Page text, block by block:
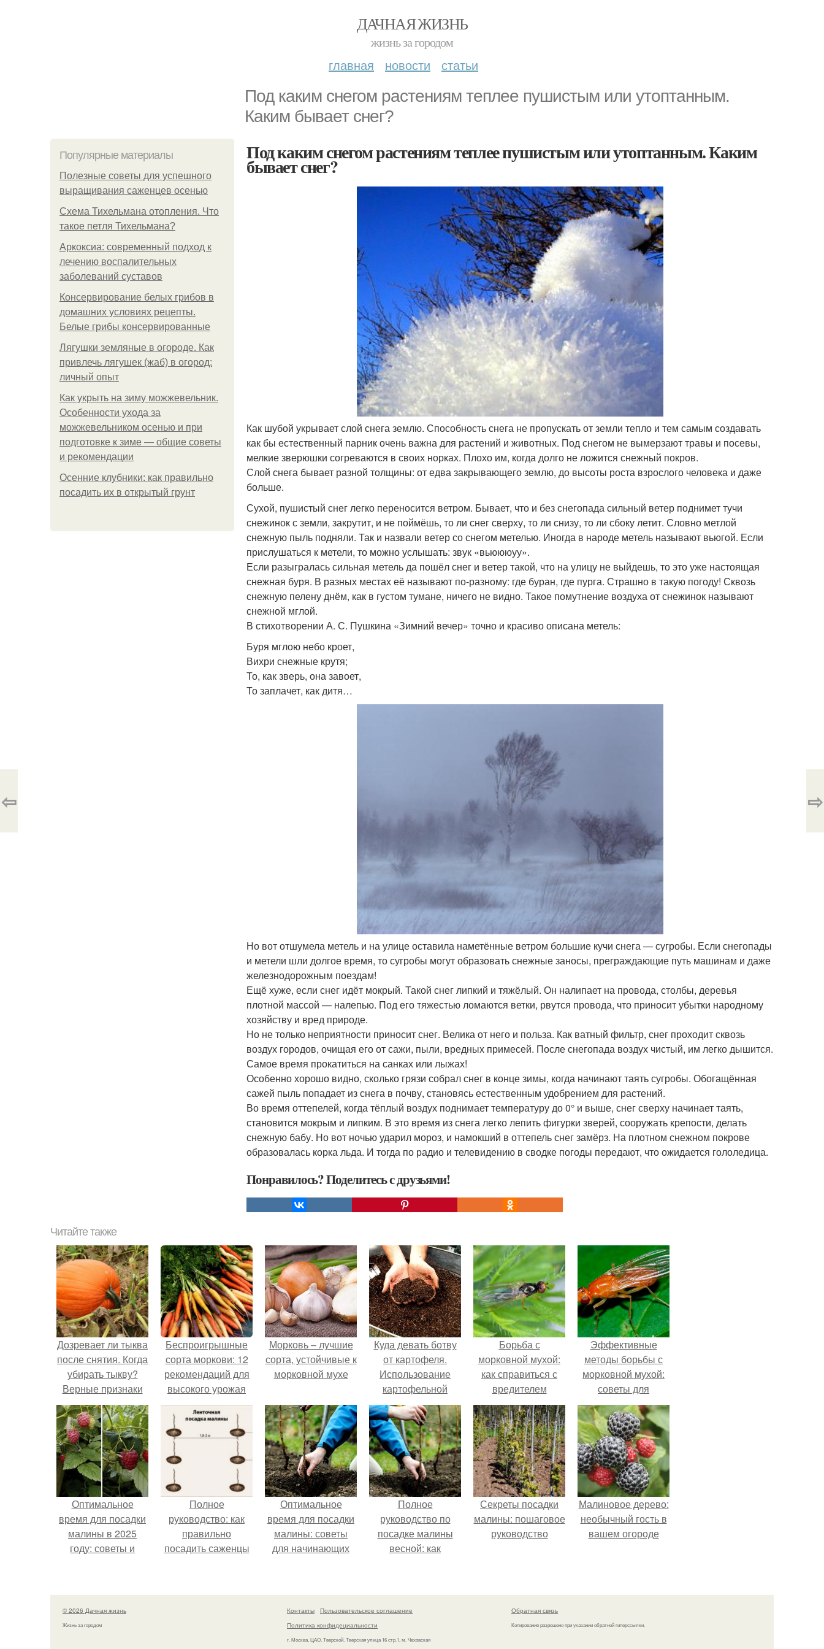
ДАЧНАЯ ЖИЗНЬ
жизнь за городом
главная новости статьи
Под каким снегом растениям теплее пушистым или утоптанным.
Каким бывает снег?
Популярные материалы
Полезные советы для успешного
выращивания саженцев осенью
Схема Тихельмана отопления. Что
такое петля Тихельмана?
Аркоксиа: современный подход к
лечению воспалительных
заболеваний суставов
Консервирование белых грибов в
домашних условиях рецепты.
Белые грибы консервированные
Лягушки земляные в огороде. Как
привлечь лягушек (жаб) в огород:
личный опыт
Как укрыть на зиму можжевельник.
Особенности ухода за
можжевельником осенью и при
подготовке к зиме — общие советы
и рекомендации
Осенние клубники: как правильно
посадить их в открытый грунт
Под каким снегом растениям теплее пушистым или утоптанным. Каким
бывает снег?
Как шубой укрывает слой снега землю. Способность снега не пропускать от земли тепло и тем самым создавать
как бы естественный парник очень важна для растений и животных. Под снегом не вымерзают травы и посевы,
мелкие зверюшки согреваются в своих норках. Плохо им, когда долго не ложится снежный покров.
Слой снега бывает разной толщины: от едва закрывающего землю, до высоты роста взрослого человека и даже
больше.
Сухой, пушистый снег легко переносится ветром. Бывает, что и без снегопада сильный ветер поднимет тучи
снежинок с земли, закрутит, и не поймёшь, то ли снег сверху, то ли снизу, то ли сбоку летит. Словно метлой
снежную пыль подняли. Так и назвали ветер со снегом метелью. Иногда в народе метель называют вьюгой. Если
прислушаться к метели, то можно услышать: звук «вьюююуу».
Если разыгралась сильная метель да пошёл снег и ветер такой, что на улицу не выйдешь, то это уже настоящая
снежная буря. В разных местах её называют по-разному: где буран, где пурга. Страшно в такую погоду! Сквозь
снежную пелену днём, как в густом тумане, ничего не видно. Такое помутнение воздуха от снежинок называют
снежной мглой.
В стихотворении А. С. Пушкина «Зимний вечер» точно и красиво описана метель:
Буря мглою небо кроет,
Вихри снежные крутя;
То, как зверь, она завоет,
То заплачет, как дитя…
Но вот отшумела метель и на улице оставила наметённые ветром большие кучи снега — сугробы. Если снегопады
и метели шли долгое время, то сугробы могут образовать снежные заносы, преграждающие путь машинам и даже
железнодорожным поездам!
Ещё хуже, если снег идёт мокрый. Такой снег липкий и тяжёлый. Он налипает на провода, столбы, деревья
плотной массой — налепью. Под его тяжестью ломаются ветки, рвутся провода, что приносит убытки народному
хозяйству и вред природе.
Но не только неприятности приносит снег. Велика от него и польза. Как ватный фильтр, снег проходит сквозь
воздух городов, очищая его от сажи, пыли, вредных примесей. После снегопада воздух чистый, им легко дышится.
Самое время прокатиться на санках или лыжах!
Особенно хорошо видно, сколько грязи собрал снег в конце зимы, когда начинают таять сугробы. Обогащённая
сажей пыль попадает из снега в почву, становясь естественным удобрением для растений.
Во время оттепелей, когда тёплый воздух поднимает температуру до 0° и выше, снег сверху начинает таять,
становится мокрым и липким. В это время из снега легко лепить фигурки зверей, сооружать крепости, делать
снежную бабу. Но вот ночью ударил мороз, и намокший в оттепель снег замёрз. На плотном снежном покрове
образовалась корка льда. И тогда по радио и телевидению в сводке погоды передают, что ожидается гололедица.
Понравилось? Поделитесь с друзьями!
⇦ ⇨
Читайте также
Дозревает ли тыква
после снятия. Когда
убирать тыкву?
Верные признаки
спелости тыквы
Беспроигрышные
сорта моркови: 12
рекомендаций для
высокого урожая
Морковь – лучшие
сорта, устойчивые к
морковной мухе
Куда девать ботву
от картофеля.
Использование
картофельной
ботвы в компосте и
других целях
Борьба с
морковной мухой:
как справиться с
вредителем
Эффективные
методы борьбы с
морковной мухой:
советы для
садоводов
Оптимальное
время для посадки
малины в 2025
году: советы и
Полное
руководство: как
правильно
посадить саженцы
Оптимальное
время для посадки
малины: советы
для начинающих
Полное
руководство по
посадке малины
весной: как
открытый грунт
Секреты посадки
малины: пошаговое
руководство
Малиновое дерево:
необычный гость в
вашем огороде
© 2026 Дачная жизнь
Жизнь за городом
Контакты
Пользовательское соглашение
Политика конфидециальности
г. Москва, ЦАО, Тверской, Тверская улица 16 стр.1, м. Чеховская
Обратная связь
Копирование разрешено при указании обратной гиперссылки.